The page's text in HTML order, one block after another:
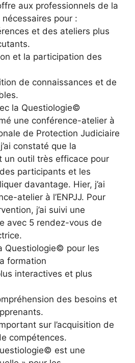
aux professionnels de la
pour :
et des ateliers plus
et la participation des
de connaissances et de
la Questiologie©
une conférence-atelier à
de Protection Judiciaire
constaté que la
outil très efficace pour
participants et les
davantage. Hier, j’ai
atelier à l’ENPJJ. Pour
j’ai suivi une
avec 5 rendez-vous de
Questiologie© pour les
formation
interactives et plus
des besoins et
sur l’acquisition de
compétences.
est une